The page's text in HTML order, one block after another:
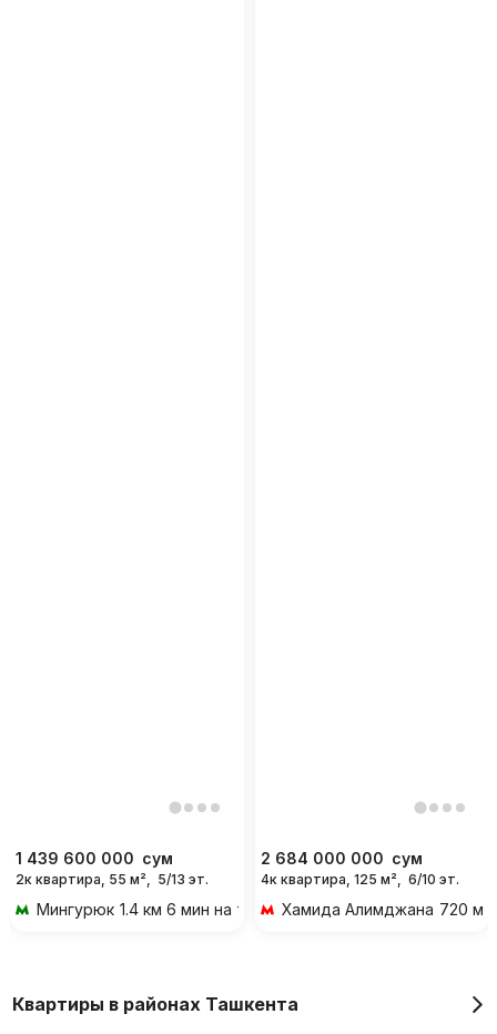
1 439 600 000 сум
2к квартира, 55 м², 5/13 эт.
Мингурюк 1.4 км 6 мин на транспорте
2 684 000 000 сум
4к квартира, 125 м², 6/10 эт.
Хамида Алимджана 720 м
Квартиры в районах Ташкента